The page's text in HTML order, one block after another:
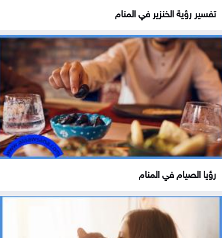
تفسير رؤية الخنزير في المنام
رؤيا الصيام في المنام